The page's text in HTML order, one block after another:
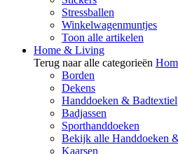
Stressballen
Winkelwagenmuntjes
Toon alle artikelen
Home & Living
Terug naar alle categorieën
Borden
Dekens
Handdoeken & Badtextiel
Badjassen
Sporthanddoeken
Bekijk alle Handdoeken
Kaarsen